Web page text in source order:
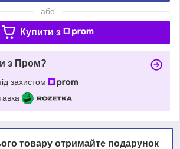
або
Купити з
з Пром?
захистом
товару отримайте подарунок